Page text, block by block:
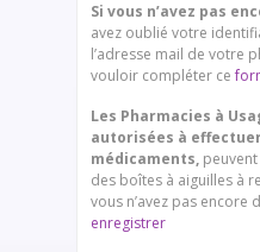
Si vous n’avez pas
avez oublié votre
l’adresse mail de votre
vouloir compléter ce
Les Pharmacies à
autorisées à
médicaments,
des boîtes à aiguilles à
vous n’avez pas encore
enregistrer